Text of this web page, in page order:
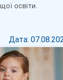
освіти.
Дата: